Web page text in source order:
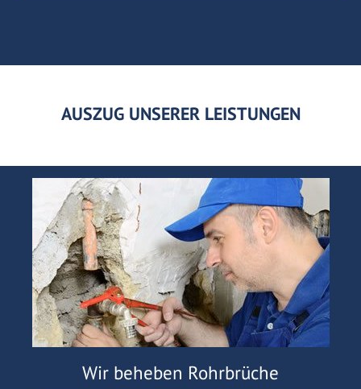
AUSZUG UNSERER LEISTUNGEN
Wir beheben Rohrbrüche